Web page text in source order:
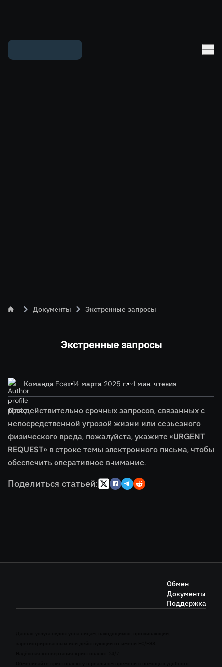
Документы Экстренные запросы
Экстренные запросы
Команда Ecex 14 марта 2025 г. ~1 мин. чтения
Для действительно срочных запросов, связанных с
непосредственной угрозой жизни или серьезного
физического вреда, пожалуйста, укажите«URGENT
REQUEST» в строке темы электронного письма, чтобы
обеспечить оперативное внимание.
Поделиться статьей:
Обмен
Документы
Поддержка